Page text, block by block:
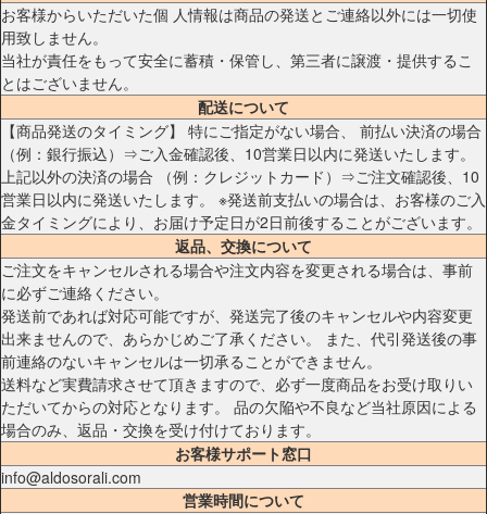
お客様からいただいた個 人情報は商品の発送とご連絡以外には一切使
用致しません。
当社が責任をもって安全に蓄積・保管し、第三者に譲渡・提供するこ
とはございません。
配送について
【商品発送のタイミング】 特にご指定がない場合、 前払い決済の場合
（例：銀行振込）⇒ご入金確認後、10営業日以内に発送いたします。
上記以外の決済の場合 （例：クレジットカード）⇒ご注文確認後、10
営業日以内に発送いたします。 ※発送前支払いの場合は、お客様のご入
金タイミングにより、お届け予定日が2日前後することがございます。
返品、交換について
ご注文をキャンセルされる場合や注文内容を変更される場合は、事前
に必ずご連絡ください。
発送前であれば対応可能ですが、発送完了後のキャンセルや内容変更
出来ませんので、あらかじめご了承ください。 また、代引発送後の事
前連絡のないキャンセルは一切承ることができません。
送料など実費請求させて頂きますので、必ず一度商品をお受け取りい
ただいてからの対応となります。 品の欠陥や不良など当社原因による
場合のみ、返品・交換を受け付けております。
お客様サポート窓口
info@aldosorali.com
営業時間について